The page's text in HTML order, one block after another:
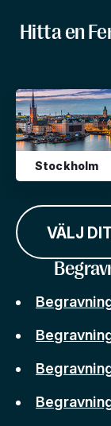
Hitta en
Stockholm
VÄLJ